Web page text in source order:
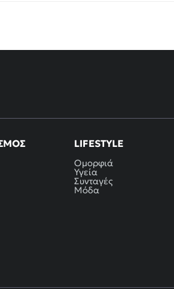
LIFESTYLE
Ομορφιά
Υγεία
Συνταγές
Μόδα